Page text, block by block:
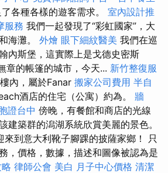
各種各樣的遊客需求。 室內設計推
服務 我們一起發現了“彩虹國家”，大
海灘。 外燴 眼下細紋醫美 我們在巡
內斯堡，這實際上是戈德史密斯
章的帳篷的城市，今天... 新竹整復服
內，屬於Fanar 搬家公司費用 半自
酒店的住宅（公寓）約為。 牆
證台中 傍晚，有餐館和商店的光線
建築群的潟湖系統欣賞美麗的景色。
來到意大利靴子腳踝的披薩家鄉！ 只
，價格，數據，描述和圖像被認為是
律師公會 美白 月子中心價格 清潔